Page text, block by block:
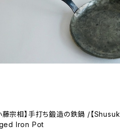
宗相】手打ち鍛造の鉄鍋 /【Shusuke Koto】Hand-f
Iron Pot